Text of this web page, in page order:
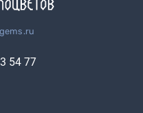
54 77